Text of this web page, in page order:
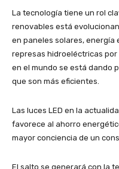
La tecnología tiene un rol
renovables está
en paneles solares, energía
represas hidroeléctricas
en el mundo se está dando
que son más eficientes.
Las luces LED en la
favorece al ahorro
mayor conciencia de un
El salto se generará con la